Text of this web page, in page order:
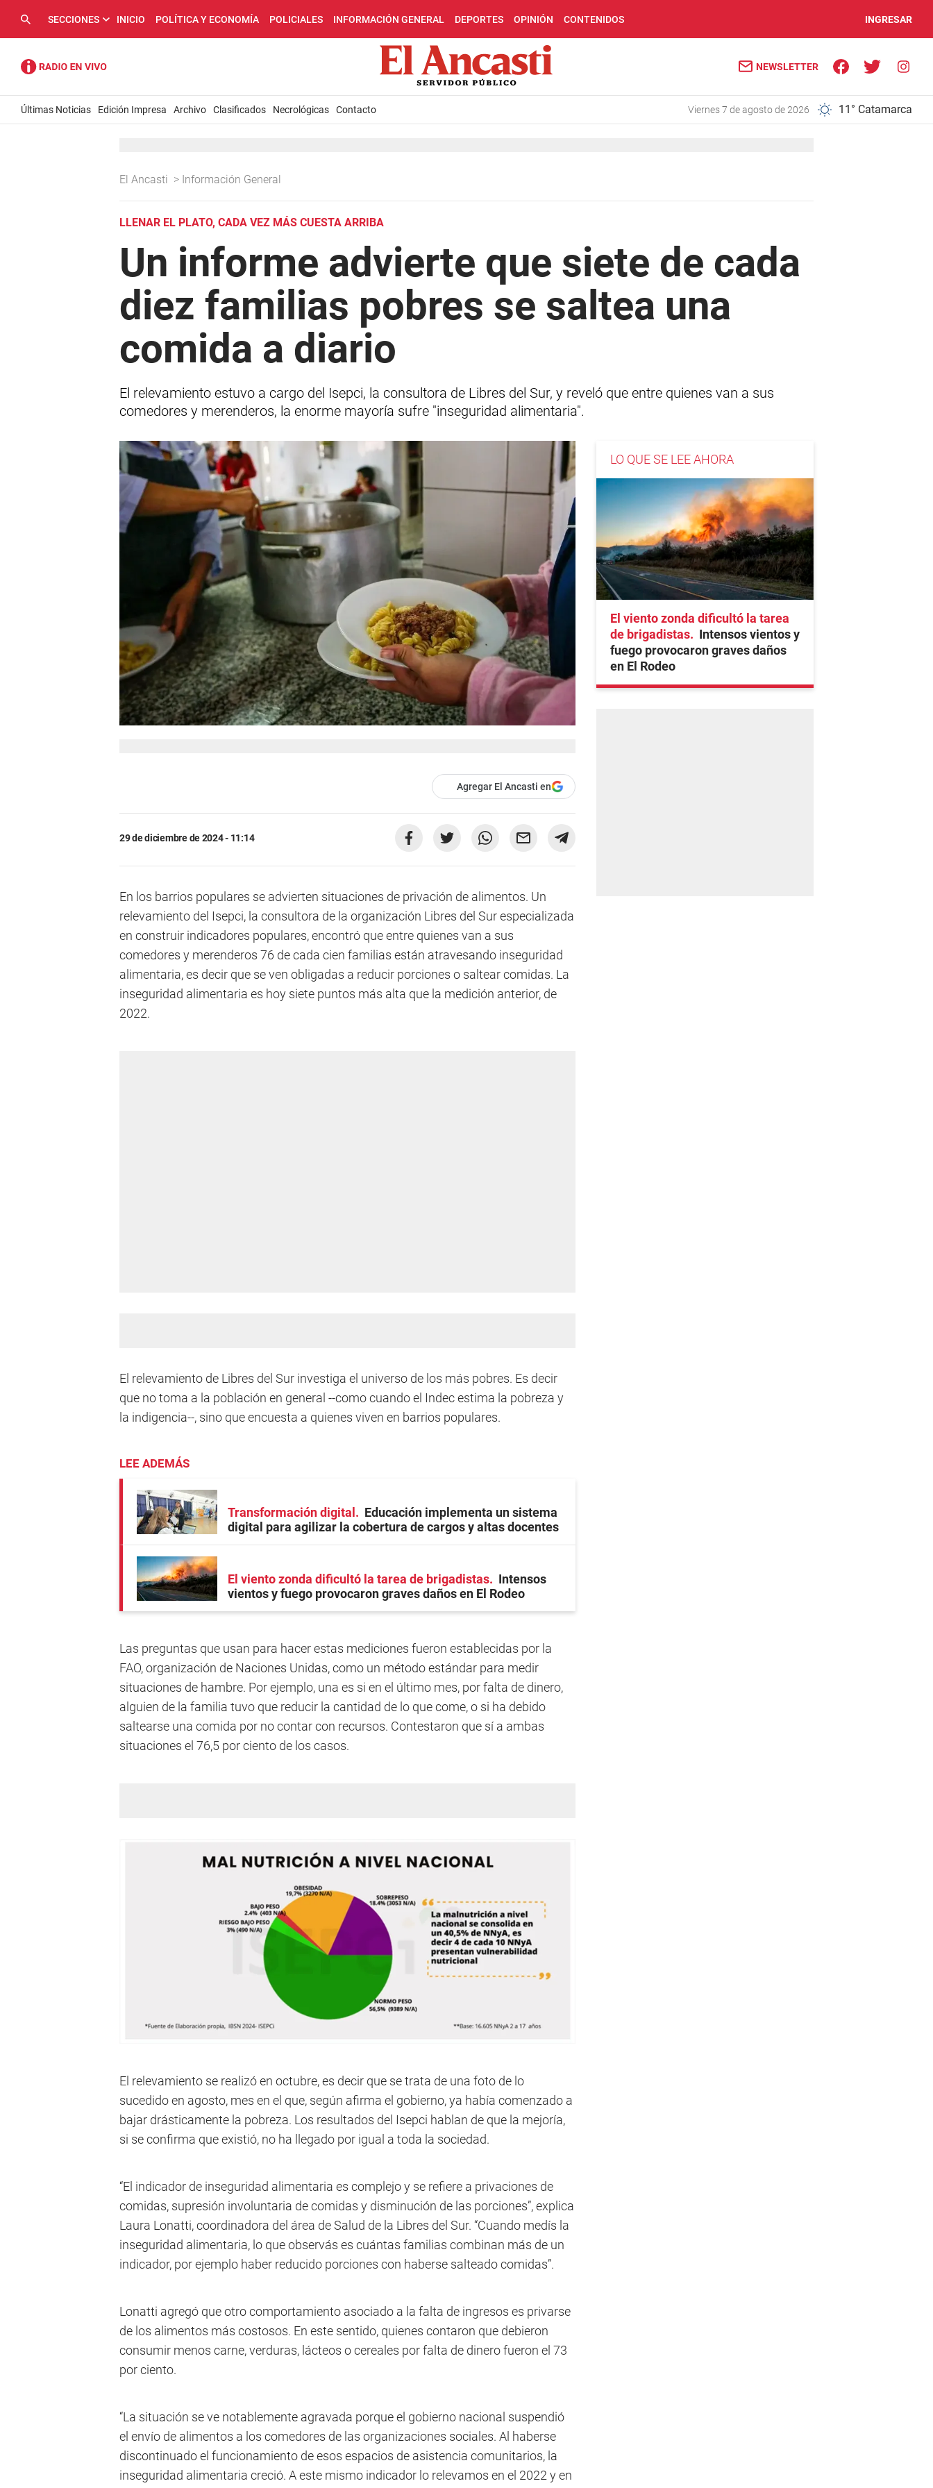
SECCIONES INICIO POLÍTICA Y ECONOMÍA POLICIALES INFORMACIÓN GENERAL DEPORTES OPINIÓN CONTENIDOS INGRESAR
NEWSLETTER
Últimas Noticias Edición Impresa Archivo Clasificados Necrológicas Contacto viernes 7 de agosto de 2026 11° Catamarca
El Ancasti > Información General
LLENAR EL PLATO, CADA VEZ MÁS CUESTA ARRIBA
Un informe advierte que siete de cada
diez familias pobres se saltea una
comida a diario
El relevamiento estuvo a cargo del Isepci, la consultora de Libres del Sur, y reveló que entre quienes van a sus
comedores y merenderos, la enorme mayoría sufre "inseguridad alimentaria".
Agregar El Ancasti en
29 de diciembre de 2024 - 11:14
En los barrios populares se advierten situaciones de privación de alimentos. Un
relevamiento del Isepci, la consultora de la organización Libres del Sur especializada
en construir indicadores populares, encontró que entre quienes van a sus
comedores y merenderos 76 de cada cien familias están atravesando inseguridad
alimentaria, es decir que se ven obligadas a reducir porciones o saltear comidas. La
inseguridad alimentaria es hoy siete puntos más alta que la medición anterior, de
2022.
El relevamiento de Libres del Sur investiga el universo de los más pobres. Es decir
que no toma a la población en general --como cuando el Indec estima la pobreza y
la indigencia--, sino que encuesta a quienes viven en barrios populares.
LEE ADEMÁS
Transformación digital
Educación implementa un sistema
digital para agilizar la cobertura de cargos y altas docentes
El viento zonda dificultó la tarea de brigadistas
Intensos
vientos y fuego provocaron graves daños en El Rodeo
Las preguntas que usan para hacer estas mediciones fueron establecidas por la
FAO, organización de Naciones Unidas, como un método estándar para medir
situaciones de hambre. Por ejemplo, una es si en el último mes, por falta de dinero,
alguien de la familia tuvo que reducir la cantidad de lo que come, o si ha debido
saltearse una comida por no contar con recursos. Contestaron que sí a ambas
situaciones el 76,5 por ciento de los casos.
El relevamiento se realizó en octubre, es decir que se trata de una foto de lo
sucedido en agosto, mes en el que, según afirma el gobierno, ya había comenzado a
bajar drásticamente la pobreza. Los resultados del Isepci hablan de que la mejoría,
si se confirma que existió, no ha llegado por igual a toda la sociedad.
“El indicador de inseguridad alimentaria es complejo y se refiere a privaciones de
comidas, supresión involuntaria de comidas y disminución de las porciones”, explica
Laura Lonatti, coordinadora del área de Salud de la Libres del Sur. “Cuando medís la
inseguridad alimentaria, lo que observás es cuántas familias combinan más de un
indicador, por ejemplo haber reducido porciones con haberse salteado comidas”.
Lonatti agregó que otro comportamiento asociado a la falta de ingresos es privarse
de los alimentos más costosos. En este sentido, quienes contaron que debieron
consumir menos carne, verduras, lácteos o cereales por falta de dinero fueron el 73
por ciento.
“La situación se ve notablemente agravada porque el gobierno nacional suspendió
el envío de alimentos a los comedores de las organizaciones sociales. Al haberse
discontinuado el funcionamiento de esos espacios de asistencia comunitarios, la
inseguridad alimentaria creció. A este mismo indicador lo relevamos en el 2022 y en
LO QUE SE LEE AHORA
El viento zonda dificultó la tarea
de brigadistas
Intensos vientos y
fuego provocaron graves daños
en El Rodeo